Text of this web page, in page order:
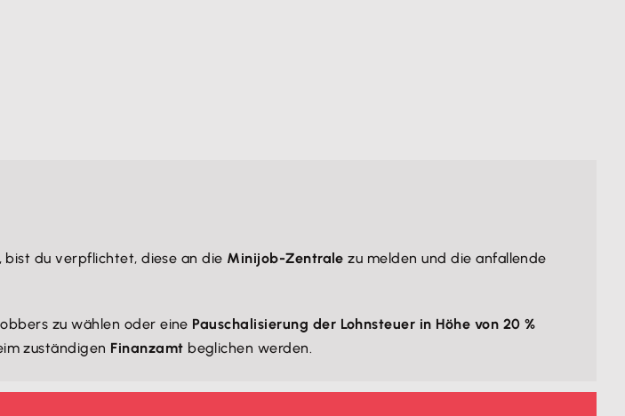
bist du verpflichtet, diese an die Minijob-Zentrale zu melden und die anfallende
zu wählen oder eine Pauschalisierung der Lohnsteuer in Höhe von 20 %
zuständigen Finanzamt beglichen werden.